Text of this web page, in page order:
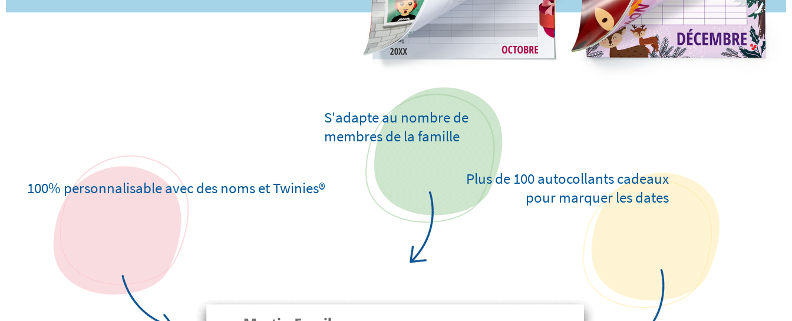
S'adapte au nombre de
membres de la famille
100% personnalisable avec des noms et Twinies®
Plus de 100 autocollants cadeaux
pour marquer les dates